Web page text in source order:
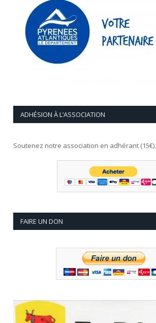
ADHÉSION À L’ASSOCIATION
Soutenez notre association en adhérant (15€).
FAIRE UN DON